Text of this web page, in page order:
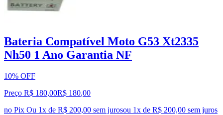
Bateria Compatível Moto G53 Xt2335
Nh50 1 Ano Garantia NF
10% OFF
Preço R$ 180,00R$ 180,00
no Pix Ou 1x de R$ 200,00 sem jurosou 1x de R$ 200,00 sem juros